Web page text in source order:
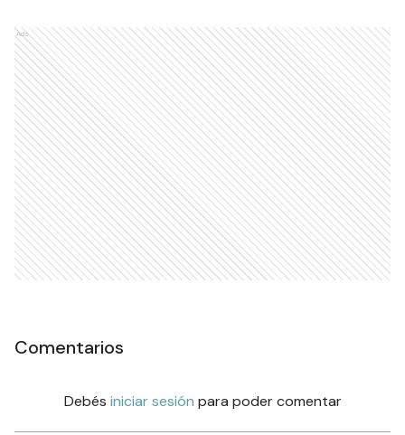
Ads
Comentarios
Debés iniciar sesión para poder comentar